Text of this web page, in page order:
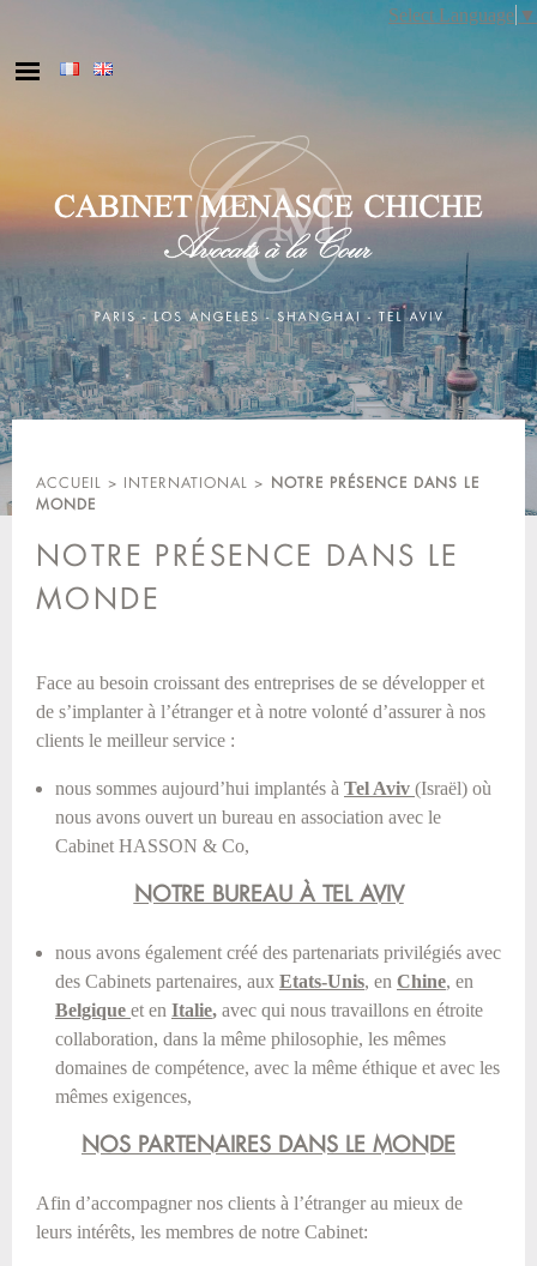
content
ACCUEIL > INTERNATIONAL > NOTRE PRÉSENCE DANS LE
MONDE
NOTRE PRÉSENCE DANS LE
MONDE
Face au besoin croissant des entreprises de se développer et
de s’implanter à l’étranger et à notre volonté d’assurer à nos
clients le meilleur service :
nous sommes aujourd’hui implantés à Tel Aviv (Israël) où
nous avons ouvert un bureau en association avec le
Cabinet HASSON & Co,
NOTRE BUREAU À TEL AVIV
nous avons également créé des partenariats privilégiés avec
des Cabinets partenaires, aux Etats-Unis, en Chine, en
Belgique et en Italie, avec qui nous travaillons en étroite
collaboration, dans la même philosophie, les mêmes
domaines de compétence, avec la même éthique et avec les
mêmes exigences,
NOS PARTENAIRES DANS LE MONDE
Afin d’accompagner nos clients à l’étranger au mieux de
leurs intérêts, les membres de notre Cabinet:
Select Language ▼